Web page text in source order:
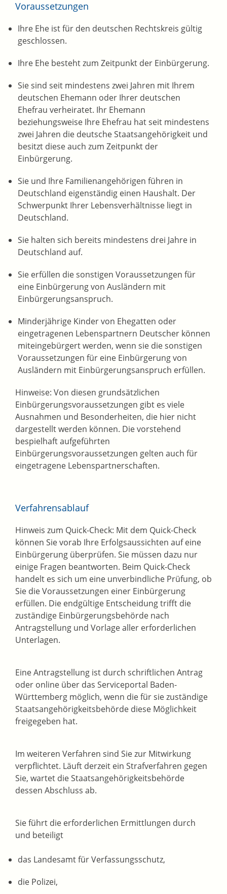
Voraussetzungen
Ihre Ehe ist für den deutschen Rechtskreis gültig
geschlossen.
Ihre Ehe besteht zum Zeitpunkt der Einbürgerung.
Sie sind seit mindestens zwei Jahren mit Ihrem
deutschen Ehemann oder Ihrer deutschen
Ehefrau verheiratet. Ihr Ehemann
beziehungsweise Ihre Ehefrau hat seit mindestens
zwei Jahren die deutsche Staatsangehörigkeit und
besitzt diese auch zum Zeitpunkt der
Einbürgerung.
Sie und Ihre Familienangehörigen führen in
Deutschland eigenständig einen Haushalt. Der
Schwerpunkt Ihrer Lebensverhältnisse liegt in
Deutschland.
Sie halten sich bereits mindestens drei Jahre in
Deutschland auf.
Sie erfüllen die sonstigen Voraussetzungen für
eine Einbürgerung von Ausländern mit
Einbürgerungsanspruch.
Minderjährige Kinder von Ehegatten oder
eingetragenen Lebenspartnern Deutscher können
miteingebürgert werden, wenn sie die sonstigen
Voraussetzungen für eine Einbürgerung von
Ausländern mit Einbürgerungsanspruch erfüllen.
Hinweise: Von diesen grundsätzlichen
Einbürgerungsvoraussetzungen gibt es viele
Ausnahmen und Besonderheiten, die hier nicht
dargestellt werden können. Die vorstehend
bespielhaft aufgeführten
Einbürgerungsvoraussetzungen gelten auch für
eingetragene Lebenspartnerschaften.
Verfahrensablauf
Hinweis zum Quick-Check: Mit dem Quick-Check
können Sie vorab Ihre Erfolgsaussichten auf eine
Einbürgerung überprüfen. Sie müssen dazu nur
einige Fragen beantworten. Beim Quick-Check
handelt es sich um eine unverbindliche Prüfung, ob
Sie die Voraussetzungen einer Einbürgerung
erfüllen. Die endgültige Entscheidung trifft die
zuständige Einbürgerungsbehörde nach
Antragstellung und Vorlage aller erforderlichen
Unterlagen.
Eine Antragstellung ist durch schriftlichen Antrag
oder online über das Serviceportal Baden-
Württemberg möglich, wenn die für sie zuständige
Staatsangehörigkeitsbehörde diese Möglichkeit
freigegeben hat.
Im weiteren Verfahren sind Sie zur Mitwirkung
verpflichtet. Läuft derzeit ein Strafverfahren gegen
Sie, wartet die Staatsangehörigkeitsbehörde
dessen Abschluss ab.
Sie führt die erforderlichen Ermittlungen durch
und beteiligt
das Landesamt für Verfassungsschutz,
die Polizei,